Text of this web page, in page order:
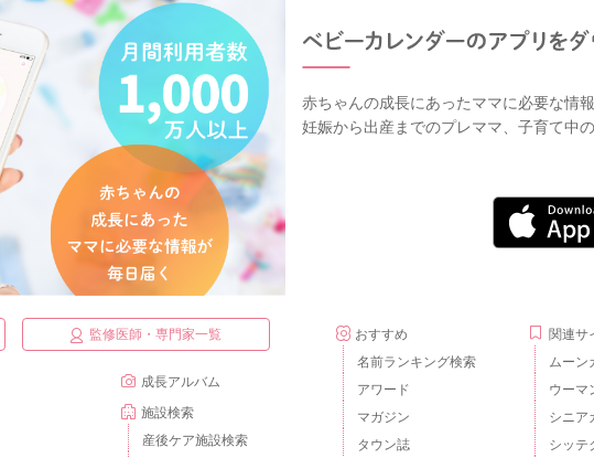
赤ちゃんの成長にあったママに必要な情
妊娠から出産までのプレママ、子育て中
監修医師・専門家一覧
成長アルバム
施設検索
産後ケア施設検索
おすすめ
名前ランキング検索
アワード
マガジン
タウン誌
関連サ
ムーン
ウーマ
シニア
シッテ